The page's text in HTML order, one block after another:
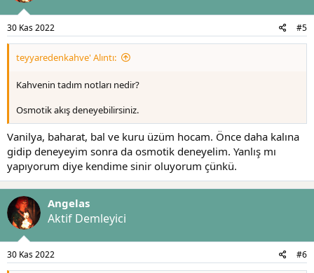
30 Kas 2022 #5
teyyaredenkahve' Alıntı:
Kahvenin tadım notları nedir?
Osmotik akış deneyebilirsiniz.
Vanilya, baharat, bal ve kuru üzüm hocam. Önce daha kalına
gidip deneyeyim sonra da osmotik deneyelim. Yanlış mı
yapıyorum diye kendime sinir oluyorum çünkü.
Angelas
Aktif Demleyici
30 Kas 2022 #6